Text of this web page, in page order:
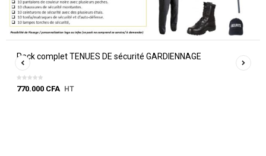
Pack complet TENUES DE sécurité GARDIENNAGE
770.000 CFA HT